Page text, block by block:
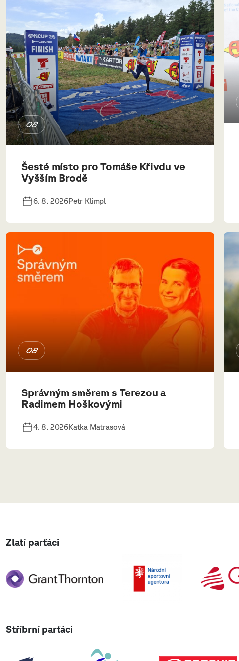
OB
Šesté místo pro Tomáše Křivdu ve
Vyšším Brodě
6. 8. 2026Petr Klimpl
OB
Správným směrem s Terezou a
Radimem Hoškovými
4. 8. 2026Katka Matrasová
Zlatí parťáci
Stříbrní parťáci